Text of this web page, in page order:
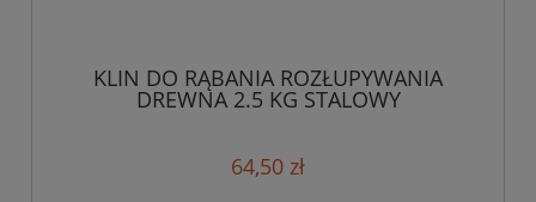
KLIN DO RĄBANIA ROZŁUPYWANIA
DREWNA 2.5 KG STALOWY
64,50 zł